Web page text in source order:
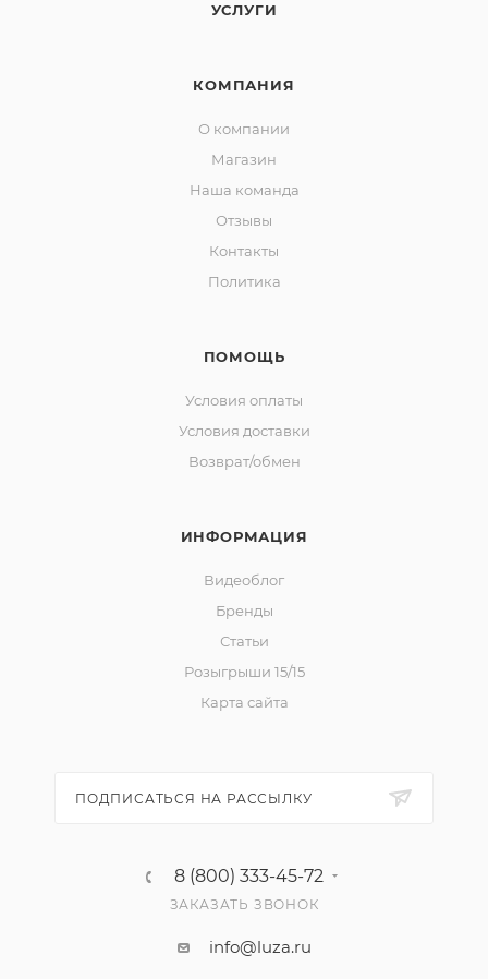
УСЛУГИ
КОМПАНИЯ
О компании
Магазин
Наша команда
Отзывы
Контакты
Политика
ПОМОЩЬ
Условия оплаты
Условия доставки
Возврат/обмен
ИНФОРМАЦИЯ
Видеоблог
Бренды
Статьи
Розыгрыши 15/15
Карта сайта
ПОДПИСАТЬСЯ НА РАССЫЛКУ
8 (800) 333-45-72
ЗАКАЗАТЬ ЗВОНОК
info@luza.ru